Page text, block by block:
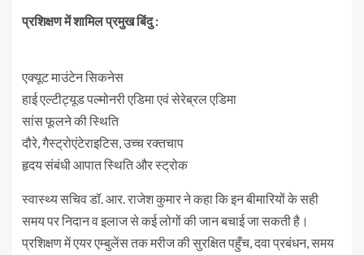
प्रशिक्षण में शामिल प्रमुख बिंदु :
एक्यूट माउंटेन सिकनेस
हाई एल्टीट्यूड पल्मोनरी एडिमा एवं सेरेब्रल एडिमा
सांस फूलने की स्थिति
दौरे, गैस्ट्रोएंटेराइटिस, उच्च रक्तचाप
हृदय संबंधी आपात स्थिति और स्ट्रोक
स्वास्थ्य सचिव डॉ. आर. राजेश कुमार ने कहा कि इन बीमारियों के सही
समय पर निदान व इलाज से कई लोगों की जान बचाई जा सकती है।
प्रशिक्षण में एयर एम्बुलेंस तक मरीज की सुरक्षित पहुँच, दवा प्रबंधन, समय